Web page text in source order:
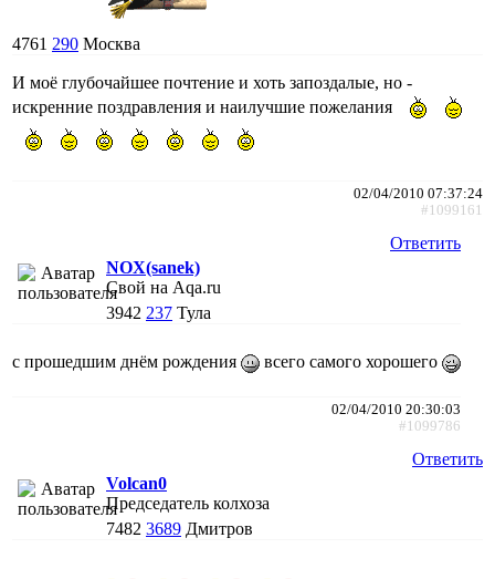
4761 290 Москва
И моё глубочайшее почтение и хоть запоздалые, но -
искренние поздравления и наилучшие пожелания
02/04/2010 07:37:24
#1099161
Ответить
NOX(sanek)
Свой на Aqa.ru
3942 237 Тула
с прошедшим днём рождения всего самого хорошего
02/04/2010 20:30:03
#1099786
Ответить
Volcan0
Председатель колхоза
7482 3689 Дмитров